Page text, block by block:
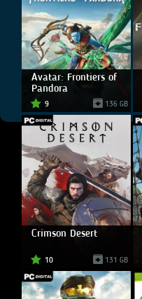
Avatar: Frontiers of
Pandora
9 136 GB
Crimson Desert
10 131 GB